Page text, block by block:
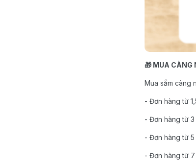
🎁 MUA CÀNG
Mua sắm càng
- Đơn hàng từ
- Đơn hàng từ
- Đơn hàng từ
- Đơn hàng từ